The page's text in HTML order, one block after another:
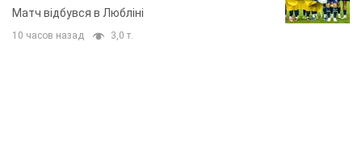
Матч відбувся в Любліні
10 часов назад 3,0 т.